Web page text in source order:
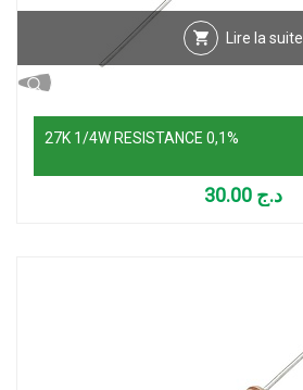
Lire la suite
27K 1/4W RESISTANCE 0,1%
د.ج